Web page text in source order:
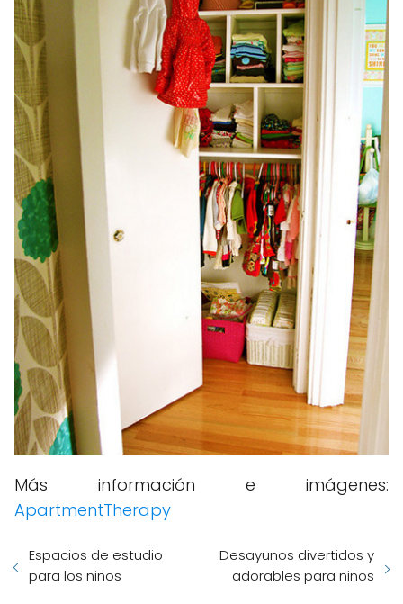
Más información e imágenes:
ApartmentTherapy
Espacios de estudio
para los niños
Desayunos divertidos y
adorables para niños